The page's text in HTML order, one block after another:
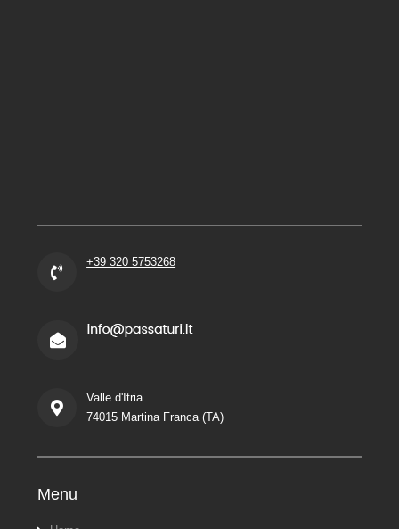
+39 320 5753268
Valle d'Itria
74015 Martina Franca (TA)
Menu